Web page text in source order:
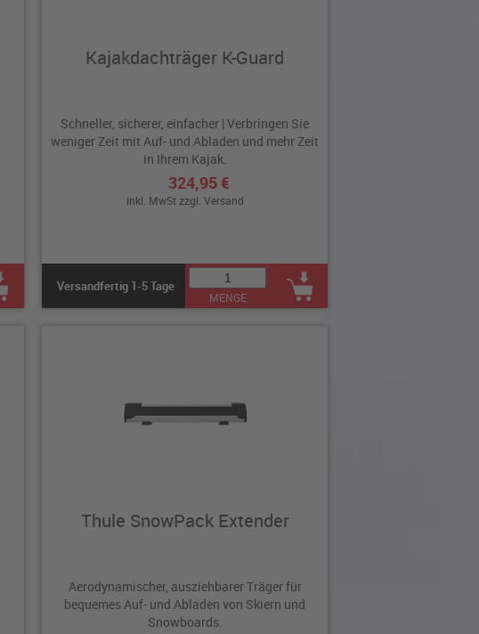
Kajakdachträger K-Guard
Schneller, sicherer, einfacher | Verbringen Sie
weniger Zeit mit Auf- und Abladen und mehr Zeit
in Ihrem Kajak.
324,95 €
inkl. MwSt zzgl. Versand
Versandfertig 1-5 Tage
MENGE
Thule SnowPack Extender
Aerodynamischer, ausziehbarer Träger für
bequemes Auf- und Abladen von Skiern und
Snowboards.